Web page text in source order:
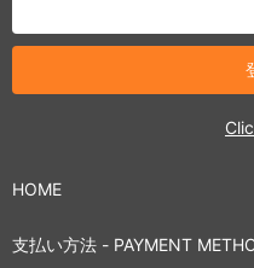
HOME
支払い方法 - PAYMENT